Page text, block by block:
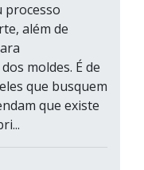
processo
além de
moldes. É de
que busquem
que existe